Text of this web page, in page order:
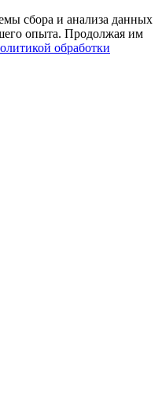
сбора и анализа данных
опыта. Продолжая им
обработки